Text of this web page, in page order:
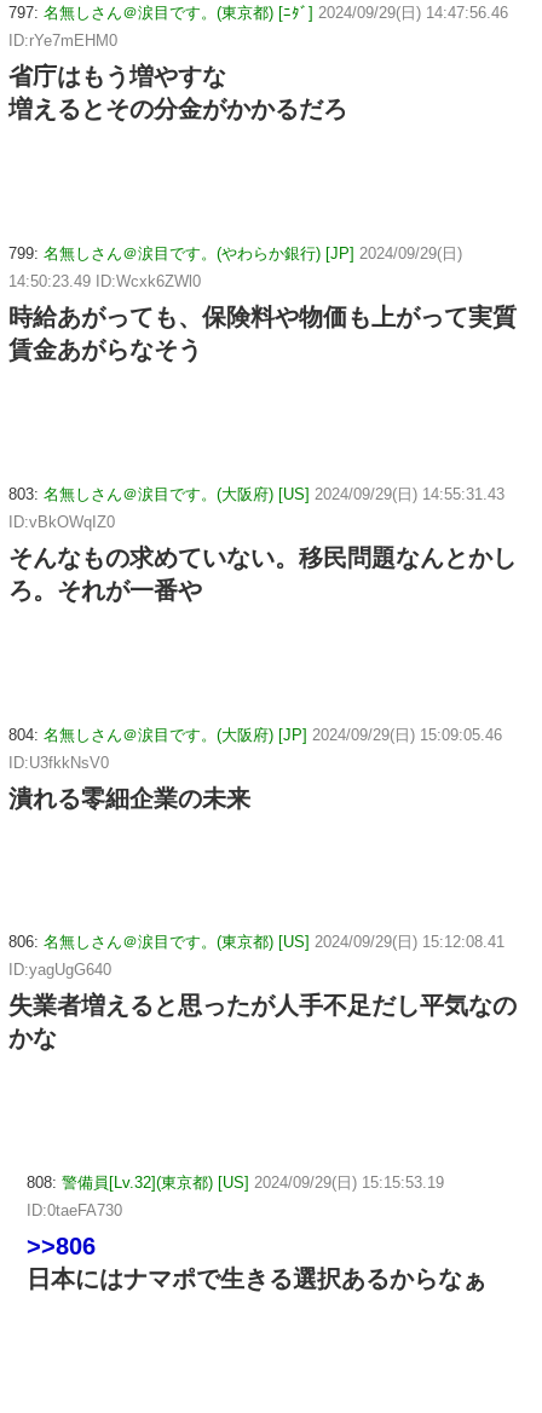
797: 名無しさん＠涙目です。(東京都) [ﾆﾀﾞ] 2024/09/29(日) 14:47:56.46
ID:rYe7mEHM0
省庁はもう増やすな
増えるとその分金がかかるだろ
799: 名無しさん＠涙目です。(やわらか銀行) [JP] 2024/09/29(日)
14:50:23.49 ID:Wcxk6ZWl0
時給あがっても、保険料や物価も上がって実質
賃金あがらなそう
803: 名無しさん＠涙目です。(大阪府) [US] 2024/09/29(日) 14:55:31.43
ID:vBkOWqIZ0
そんなもの求めていない。移民問題なんとかし
ろ。それが一番や
804: 名無しさん＠涙目です。(大阪府) [JP] 2024/09/29(日) 15:09:05.46
ID:U3fkkNsV0
潰れる零細企業の未来
806: 名無しさん＠涙目です。(東京都) [US] 2024/09/29(日) 15:12:08.41
ID:yagUgG640
失業者増えると思ったが人手不足だし平気なの
かな
808: 警備員[Lv.32](東京都) [US] 2024/09/29(日) 15:15:53.19
ID:0taeFA730
>>806
日本にはナマポで生きる選択あるからなぁ